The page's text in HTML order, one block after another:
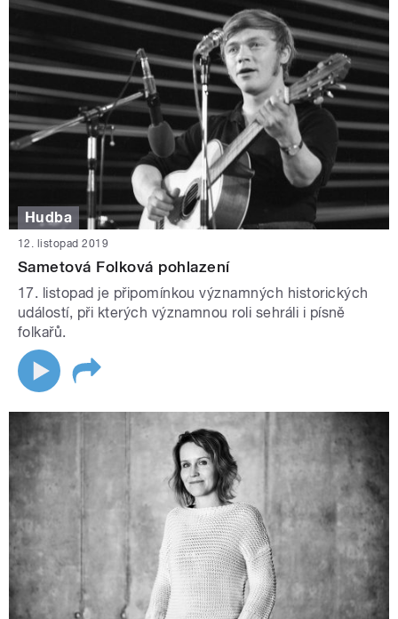
Hudba
12. listopad 2019
Sametová Folková pohlazení
17. listopad je připomínkou významných historických
událostí, při kterých významnou roli sehráli i písně
folkařů.